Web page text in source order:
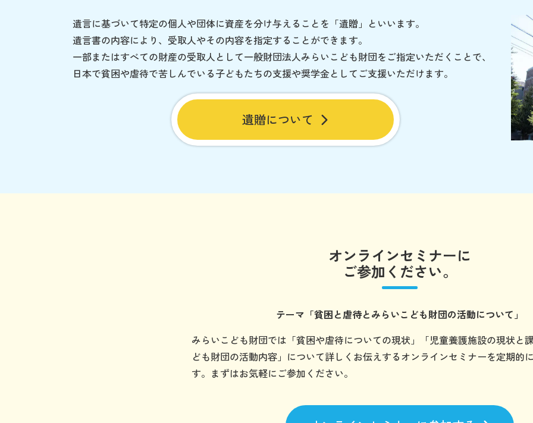
遺言に基づいて特定の個人や団体に資産を分け与えることを「遺贈」といいます。
遺言書の内容により、受取人やその内容を指定することができます。
一部またはすべての財産の受取人として一般財団法人みらいこども財団をご指定いただくことで、
日本で貧困や虐待で苦しんでいる子どもたちの支援や奨学金としてご支援いただけます。
遺贈について
オンラインセミナーに
ご参加ください。
テーマ 「貧困と虐待とみらいこども財団の活動について」
みらいこども財団では「貧困や虐待についての現状」「児童養護施設の現状と
ども財団の活動内容」について詳しくお伝えするオンラインセミナーを定期的
す。まずはお気軽にご参加ください。